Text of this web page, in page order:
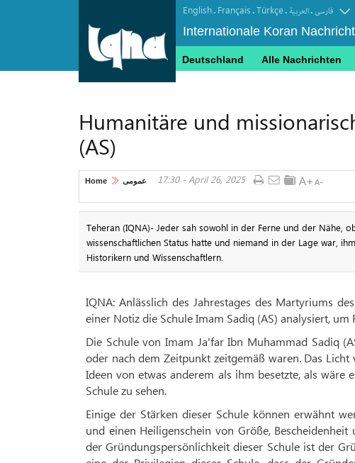
English. Français.Türkçe. العربیة.فارسی
Internationale Koran
Deutschland Alle Nachrichten
Humanitäre und
(AS)
Home عمومی 17:30 - April 26, 2025
Teheran (IQNA)- Jeder sah sowohl in der Ferne und der Nähe,
wissenschaftlichen Status hatte und niemand in der Lage war,
Historikern und Wissenschaftlern.
IQNA: Anlässlich des Jahrestages des Martyriums
einer Notiz die Schule Imam Sadiq (AS) analysiert, um
Die Schule von Imam Ja'far Ibn Muhammad Sadiq
oder nach dem Zeitpunkt zeitgemäß waren. Das
Ideen von etwas anderem als ihm besetzte, als
Schule zu sehen.
Einige der Stärken dieser Schule können erwähnt
und einen Heiligenschein von Größe,
der Gründungspersönlichkeit dieser Schule ist der